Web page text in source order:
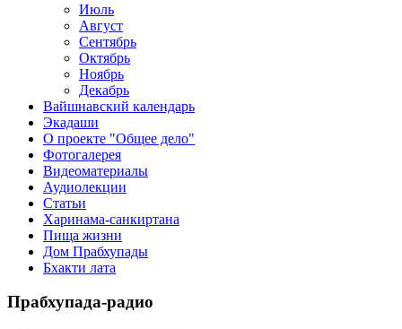
Июль
Август
Сентябрь
Октябрь
Ноябрь
Декабрь
Вайшнавский календарь
Экадаши
О проекте "Общее дело"
Фотогалерея
Видеоматериалы
Аудиолекции
Статьи
Харинама-санкиртана
Пища жизни
Дом Прабхупады
Бхакти лата
Прабхупада-радио